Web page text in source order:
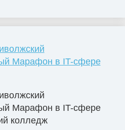
Марафон в IT-сфере
Марафон в IT-сфере
колледж